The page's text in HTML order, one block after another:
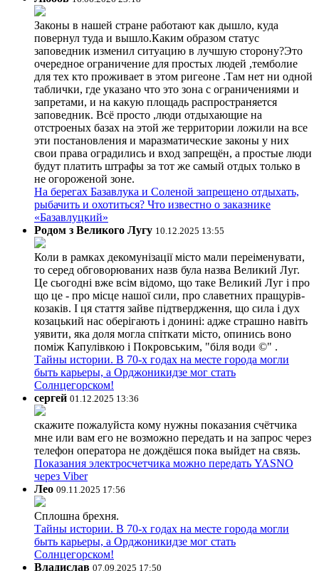
Законы в нашей стране работают как дышло, куда
повернул туда и вышло.Каким образом статус
заповедник изменил ситуацию в лучшую сторону?Это
очередное ограничение для простых людей ,темболие
для тех кто проживает в этом ригеоне .Там нет ни одной
таблички, где указано что это зона с ограничениями и
запретами, и на какую площадь распространяется
заповедник. Всё просто ,люди отдыхающие на
отстроеных базах на этой же территории ложили на все
эти постановления и маразматические законы у них
свои права оградились и вход запрещён, а простые люди
будут платить штрафы за тот же самый отдых только в
не огороженой зоне.
На берегах Базавлука и Соленой запрещено отдыхать,
рыбачить и охотиться? Что известно о заказнике
«Базавлуцкий»
Родом з Великого Лугу 10.12.2025 13:55
Коли в рамках декомунізації місто мали переіменувати,
то серед обговорюваних назв була назва Великий Луг.
Це сьогодні вже всім відомо, що таке Великий Луг і про
що це - про місце нашої сили, про славетних пращурів-
козаків. І ця стаття зайве підтвердження, що сила і дух
козацький нас оберігають і донині: адже страшно навіть
уявити, яка доля могла спіткати місто, опинись воно
поміж Капулівкою і Покровським, "біля води ©" .
Тайны истории. В 70-х годах на месте города могли
быть карьеры, а Орджоникидзе мог стать
Солнцегорском!
сергей 01.12.2025 13:36
скажите пожалуйста кому нужны показания счётчика
мне или вам его не возможно передать и на запрос через
телефон оператора не дождёшся пока выйдет на связь.
Показания электросчетчика можно передать YASNO
через Viber
Лео 09.11.2025 17:56
Сплошна брехня.
Тайны истории. В 70-х годах на месте города могли
быть карьеры, а Орджоникидзе мог стать
Солнцегорском!
Владислав 07.09.2025 17:50